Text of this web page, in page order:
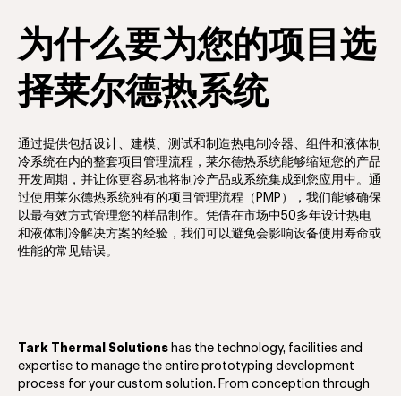
为什么要为您的项目选
择莱尔德热系统
通过提供包括设计、建模、测试和制造热电制冷器、组件和液体制
冷系统在内的整套项目管理流程，莱尔德热系统能够缩短您的产品
开发周期，并让你更容易地将制冷产品或系统集成到您应用中。通
过使用莱尔德热系统独有的项目管理流程（PMP），我们能够确保
以最有效方式管理您的样品制作。凭借在市场中50多年设计热电
和液体制冷解决方案的经验，我们可以避免会影响设备使用寿命或
性能的常见错误。
Tark Thermal Solutions has the technology, facilities and
expertise to manage the entire prototyping development
process for your custom solution. From conception through